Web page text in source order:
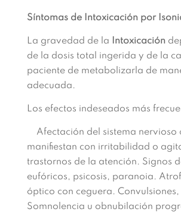
Síntomas de Intoxicación por
La gravedad de la Intoxicación
dela dosis total ingerida y de la
paciente de metabolizarla de
adecuada.
Los efectos indeseados más
Afectación del sistema nervioso
manifiestan con irritabilidad o
trastornos de la atención. Signos
eufóricos, psicosis, paranoia. A
óptico con ceguera. Convulsiones,
Somnolencia u obnubilación